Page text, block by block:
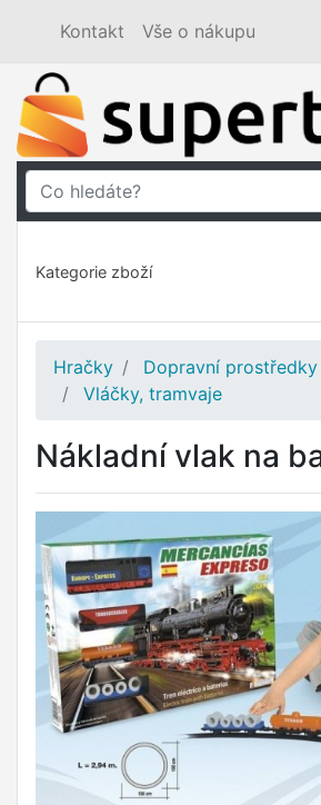
Kontakt Vše o nákupu
Kategorie zboží
Hračky
Dopravní prostředky
Vláčky, tramvaje
Nákladní vlak na